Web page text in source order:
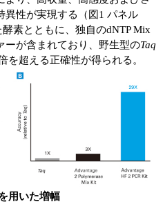
異性が実現する（図1 パネル
素とともに、独自のdNTP Mix
ーが含まれており、野生型のTaq
を超える正確性が得られる。
用いた増幅